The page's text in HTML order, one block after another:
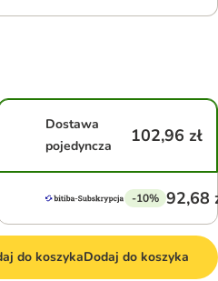
Dostawa
pojedyncza
102,96 zł
-10% 92,68
do koszykaDodaj do koszyka